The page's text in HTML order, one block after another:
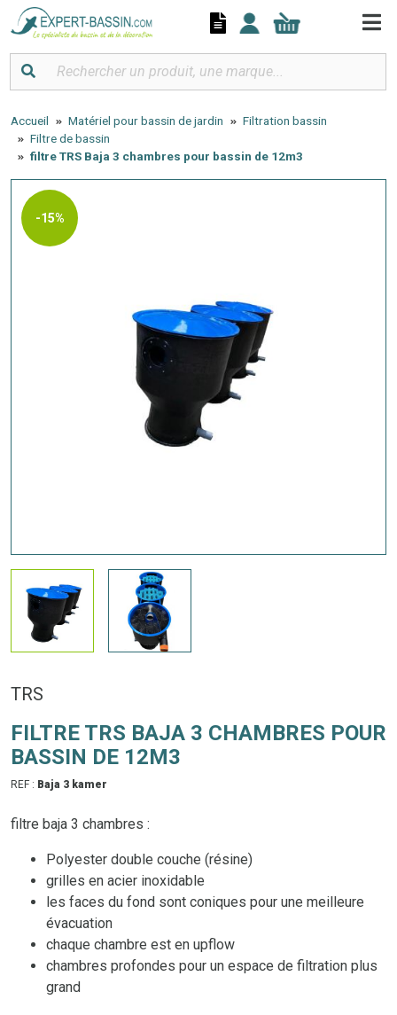
Accueil Matériel pour bassin de jardin
Filtration bassin
Filtre de bassin
filtre TRS Baja 3 chambres pour bassin de 12m3
-15%
TRS
FILTRE TRS BAJA 3 CHAMBRES POUR
BASSIN DE 12M3
REF : Baja 3 kamer
filtre baja 3 chambres :
Polyester double couche (résine)
grilles en acier inoxidable
les faces du fond sont coniques pour une meilleure
évacuation
chaque chambre est en upflow
chambres profondes pour un espace de filtration plus
grand
Panneau de gestion des cookies